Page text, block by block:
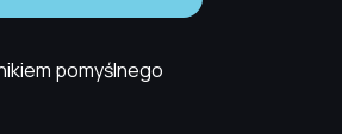
pomyślnego